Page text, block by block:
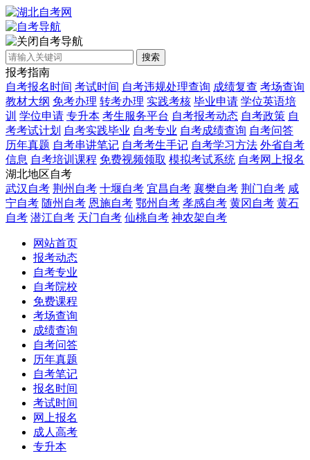
自考导航
搜索
报考指南
自考报名时间 考试时间 自考违规处理查询 成绩复查 考场查询
教材大纲 免考办理 转考办理 实践考核 毕业申请 学位英语培
训 学位申请 专升本 考生服务平台 自考报考动态 自考政策 自
考考试计划 自考实践毕业 自考专业 自考成绩查询 自考问答
历年真题 自考串讲笔记 自考考生手记 自考学习方法 外省自考
信息 自考培训课程 免费视频领取 模拟考试系统 自考网上报名
湖北地区自考
武汉自考 荆州自考 十堰自考 宜昌自考 襄樊自考 荆门自考 咸
宁自考 随州自考 恩施自考 鄂州自考 孝感自考 黄冈自考 黄石
自考 潜江自考 天门自考 仙桃自考 神农架自考
网站首页
报考动态
自考专业
自考院校
免费课程
考场查询
成绩查询
自考问答
历年真题
自考笔记
报名时间
考试时间
网上报名
成人高考
专升本